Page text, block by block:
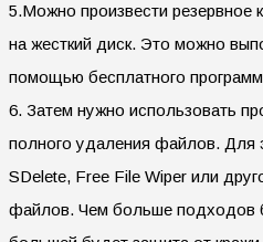
5.Можно произвести резервное
на жесткий диск. Это можно
помощью бесплатного
6. Затем нужно использовать
полного удаления файлов. Для
SDelete, Free File Wiper или
файлов. Чем больше подходов